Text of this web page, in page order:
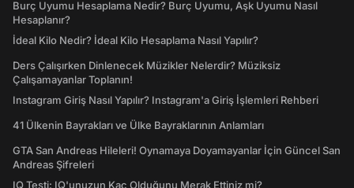
Burç Uyumu Hesaplama Nedir? Burç Uyumu, Aşk Uyumu Nasıl
Hesaplanır?
İdeal Kilo Nedir? İdeal Kilo Hesaplama Nasıl Yapılır?
Ders Çalışırken Dinlenecek Müzikler Nelerdir? Müziksiz
Çalışamayanlar Toplanın!
Instagram Giriş Nasıl Yapılır? Instagram'a Giriş İşlemleri Rehberi
41 Ülkenin Bayrakları ve Ülke Bayraklarının Anlamları
GTA San Andreas Hileleri! Oynamaya Doyamayanlar İçin Güncel San
Andreas Şifreleri
IQ Testi: IQ'unuzun Kaç Olduğunu Merak Ettiniz mi?